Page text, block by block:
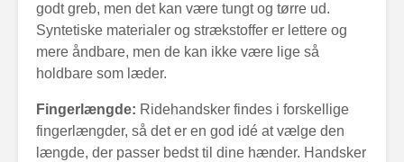
godt greb, men det kan være tungt og tørre ud.
Syntetiske materialer og strækstoffer er lettere og
mere åndbare, men de kan ikke være lige så
holdbare som læder.
Fingerlængde: Ridehandsker findes i forskellige
fingerlængder, så det er en god idé at vælge den
længde, der passer bedst til dine hænder. Handsker